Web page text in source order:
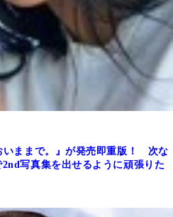
いままで。』が発売即重版！ 次な
写真集を出せるように頑張りた